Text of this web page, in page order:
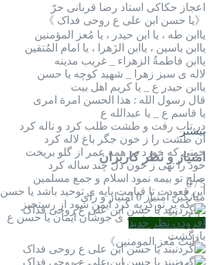
اعجاز حکاکی استاد رضا قربانی حرّ
《یا حسن ابن علی ع روحی فداک 》
یاابن طه ، یا ابن حیدر ، یا مُعز المؤمنين
ياابن یاسین ، یاابن الزَهرا ، يا امام المُتقين
ياابن فاطمةُ الزهراء _ غريب مدينه
لاله ی سبز زهرا _ شهید کوچه یا حسن
یاابن حیدر ع _ یا کریم اهل بیت
قال رسول الله : هذا الحسن امرة امری
یا قاسم ع _ یا عبدالله ع
در تاب رفت و طشت طلب کرد و ناله کرد
آن طشت را ز خون جگر باغ لاله کرد
خونی که خورد در همه عمر از گلو بریخت
خود را تهی ز خون دل چند ساله کرد
صلح تو بیمه نمود اسلام و جمع مسلمین
این قعودت تا قیامت پایه ی توحید باشد یا حسن
هر که بر تو گریه کرد ایمن شود از رستخیز
زانکه حُبّت چشمه ی جوشان ایمان یا حسن ع
《أنتَ مُعز المومنين》
بیشتر
امتیاز و نظر کاربران
5
/
0
میانگین امتیاز 0 امتیاز و رای
افزودن نظر جدید
بازگشت